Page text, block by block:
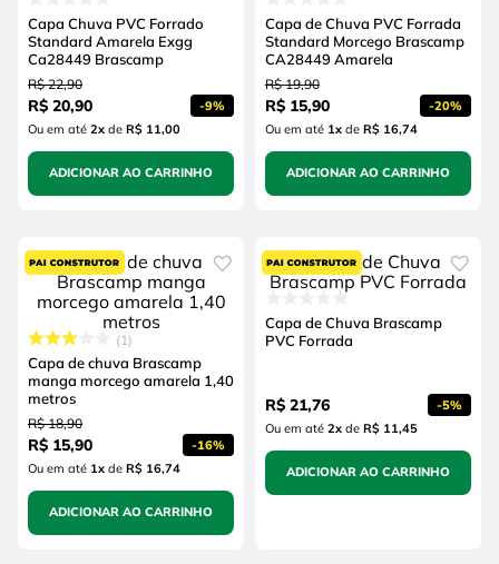
Capa Chuva PVC Forrado
Standard Amarela Exgg
Ca28449 Brascamp
R$ 22,90
R$ 20,90 -9%
Ou em até 2xde R$ 11,00
ADICIONAR AO CARRINHO
Capa de Chuva PVC Forrada
Standard Morcego Brascamp
CA28449 Amarela
R$ 19,90
R$ 15,90 -20%
Ou em até 1xde R$ 16,74
ADICIONAR AO CARRINHO
1
Capa de chuva Brascamp
manga morcego amarela 1,40
metros
R$ 18,90
R$ 15,90 -16%
Ou em até 1xde R$ 16,74
ADICIONAR AO CARRINHO
Capa de Chuva Brascamp
PVC Forrada
R$ 21,76 -5%
Ou em até 2xde R$ 11,45
ADICIONAR AO CARRINHO